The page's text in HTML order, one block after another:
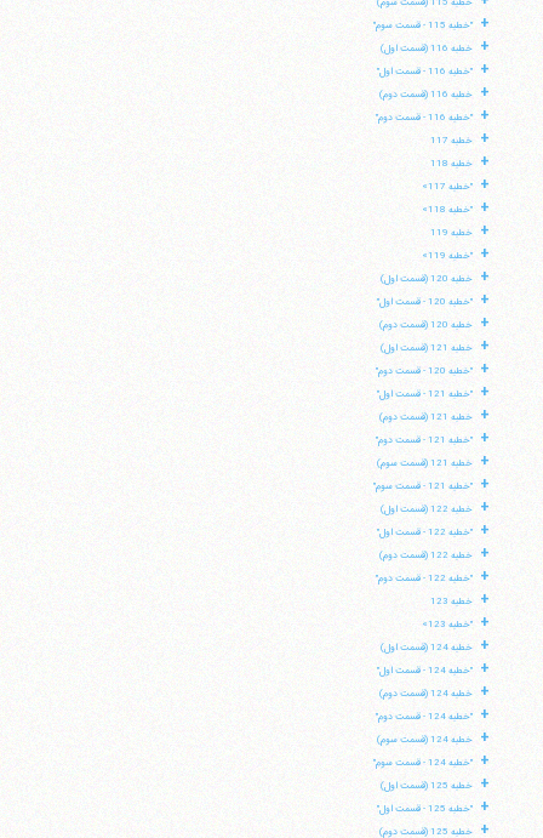
+ "خطبه 115 - قسمت سوم"
+ خطبه 116 (قسمت اول)
+ "خطبه 116 - قسمت اول"
+ خطبه 116 (قسمت دوم)
+ "خطبه 116 - قسمت دوم"
+ خطبه 117
+ خطبه 118
+ "خطبه 117»
+ "خطبه 118»
+ خطبه 119
+ "خطبه 119»
+ خطبه 120 (قسمت اول)
+ "خطبه 120 - قسمت اول"
+ خطبه 120 (قسمت دوم)
+ خطبه 121 (قسمت اول)
+ "خطبه 120 - قسمت دوم"
+ "خطبه 121 - قسمت اول"
+ خطبه 121 (قسمت دوم)
+ "خطبه 121 - قسمت دوم"
+ خطبه 121 (قسمت سوم)
+ "خطبه 121 - قسمت سوم"
+ خطبه 122 (قسمت اول)
+ "خطبه 122 - قسمت اول"
+ خطبه 122 (قسمت دوم)
+ "خطبه 122 - قسمت دوم"
+ خطبه 123
+ "خطبه 123»
+ خطبه 124 (قسمت اول)
+ "خطبه 124 - قسمت اول"
+ خطبه 124 (قسمت دوم)
+ "خطبه 124 - قسمت دوم"
+ خطبه 124 (قسمت سوم)
+ "خطبه 124 - قسمت سوم"
+ خطبه 125 (قسمت اول)
+ "خطبه 125 - قسمت اول"
+ خطبه 125 (قسمت دوم)